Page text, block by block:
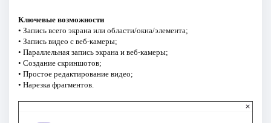
Ключевые возможности
• Запись всего экрана или области/окна/элемента;
• Запись видео с веб-камеры;
• Параллельная запись экрана и веб-камеры;
• Создание скриншотов;
• Простое редактирование видео;
• Нарезка фрагментов.